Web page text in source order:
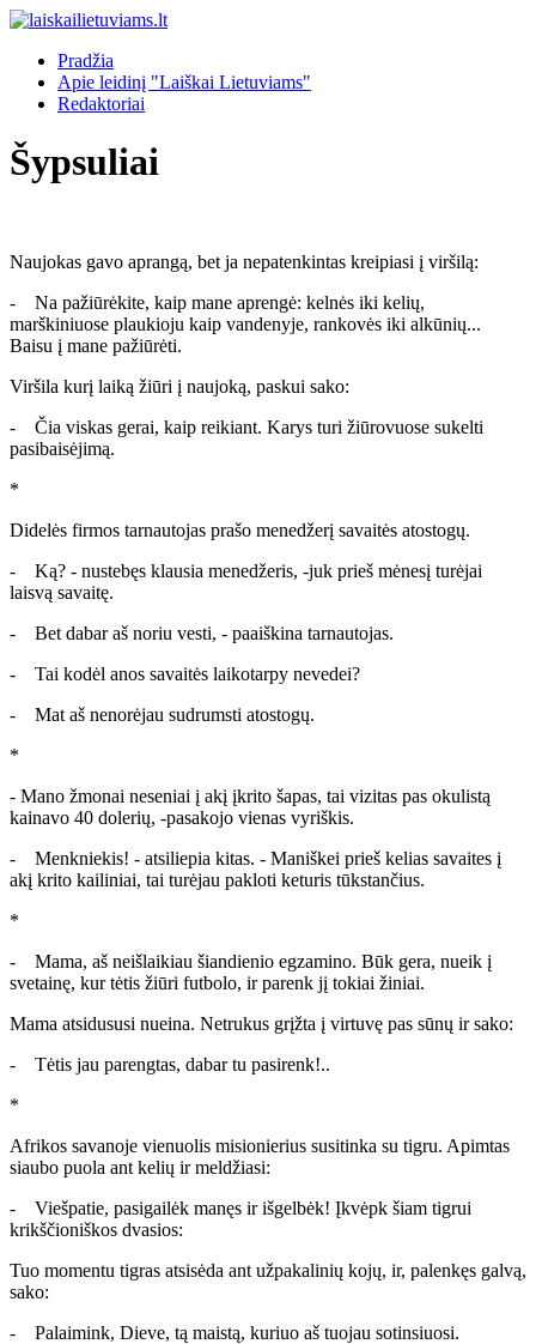
Pradžia
Apie leidinį "Laiškai Lietuviams"
Redaktoriai
Šypsuliai
Naujokas gavo aprangą, bet ja nepatenkintas kreipiasi į viršilą:
- Na pažiūrėkite, kaip mane aprengė: kelnės iki kelių,
marškiniuose plaukioju kaip vandenyje, rankovės iki alkūnių...
Baisu į mane pažiūrėti.
Viršila kurį laiką žiūri į naujoką, paskui sako:
- Čia viskas gerai, kaip reikiant. Karys turi žiūrovuose sukelti
pasibaisėjimą.
*
Didelės firmos tarnautojas prašo menedžerį savaitės atostogų.
- Ką? - nustebęs klausia menedžeris, -juk prieš mėnesį turėjai
laisvą savaitę.
- Bet dabar aš noriu vesti, - paaiškina tarnautojas.
- Tai kodėl anos savaitės laikotarpy nevedei?
- Mat aš nenorėjau sudrumsti atostogų.
*
- Mano žmonai neseniai į akį įkrito šapas, tai vizitas pas okulistą
kainavo 40 dolerių, -pasakojo vienas vyriškis.
- Menkniekis! - atsiliepia kitas. - Maniškei prieš kelias savaites į
akį krito kailiniai, tai turėjau pakloti keturis tūkstančius.
*
- Mama, aš neišlaikiau šiandienio egzamino. Būk gera, nueik į
svetainę, kur tėtis žiūri futbolo, ir parenk jį tokiai žiniai.
Mama atsidususi nueina. Netrukus grįžta į virtuvę pas sūnų ir sako:
- Tėtis jau parengtas, dabar tu pasirenk!..
*
Afrikos savanoje vienuolis misionierius susitinka su tigru. Apimtas
siaubo puola ant kelių ir meldžiasi:
- Viešpatie, pasigailėk manęs ir išgelbėk! Įkvėpk šiam tigrui
krikščioniškos dvasios:
Tuo momentu tigras atsisėda ant užpakalinių kojų, ir, palenkęs galvą,
sako:
- Palaimink, Dieve, tą maistą, kuriuo aš tuojau sotinsiuosi.